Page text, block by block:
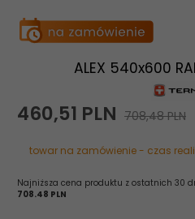
ALEX 540x600
460,51 PLN 708,48 PLN
towar na zamówienie - czas
Najniższa cena produktu z ostatnich 30
708.48 PLN